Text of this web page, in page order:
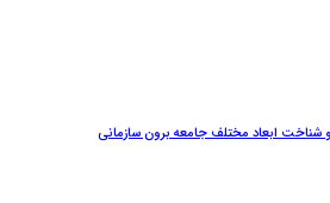
شناخت ابعاد مختلف جامعه برون سازمانی